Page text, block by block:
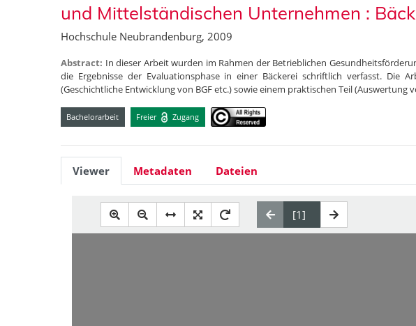
und Mittelständischen Unternehmen :
Hochschule Neubrandenburg, 2009
Abstract: In dieser Arbeit wurden im Rahmen der Betrieblichen
die Ergebnisse der Evaluationsphase in einer Bäckerei schriftlich verfasst. Die
(Geschichtliche Entwicklung von BGF etc.) sowie einem praktischen Teil (Auswertung
Bachelorarbeit Freier Zugang
Viewer Metadaten Dateien